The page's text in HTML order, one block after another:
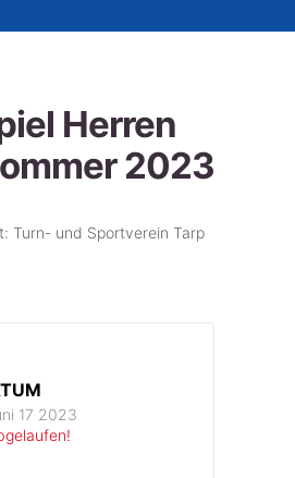
Herren
2023
Turn- und Sportverein Tarp
17 2023